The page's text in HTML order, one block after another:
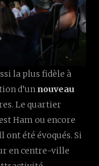
la plus fidèle à
d’un nouveau
Le quartier
Ham ou encore
été évoqués. Si
en centre-ville